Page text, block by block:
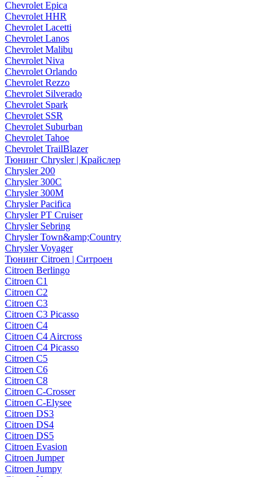
Chevrolet Epica
Chevrolet HHR
Chevrolet Lacetti
Chevrolet Lanos
Chevrolet Malibu
Chevrolet Niva
Chevrolet Orlando
Chevrolet Rezzo
Chevrolet Silverado
Chevrolet Spark
Chevrolet SSR
Chevrolet Suburban
Chevrolet Tahoe
Chevrolet TrailBlazer
Тюнинг Chrysler | Крайслер
Chrysler 200
Chrysler 300C
Chrysler 300M
Chrysler Pacifica
Chrysler PT Cruiser
Chrysler Sebring
Chrysler Town&amp;Country
Chrysler Voyager
Тюнинг Citroen | Ситроен
Citroen Berlingo
Citroen C1
Citroen C2
Citroen C3
Citroen C3 Picasso
Citroen C4
Citroen C4 Aircross
Citroen C4 Picasso
Citroen C5
Citroen C6
Citroen C8
Citroen C-Crosser
Citroen C-Elysee
Citroen DS3
Citroen DS4
Citroen DS5
Citroen Evasion
Citroen Jumper
Citroen Jumpy